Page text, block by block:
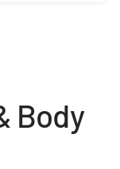
Body